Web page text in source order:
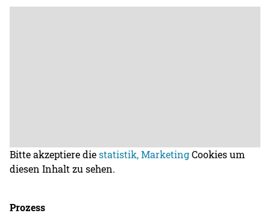
Bitte akzeptiere diestatistik, MarketingCookies um
diesen Inhalt zu sehen.
Prozess